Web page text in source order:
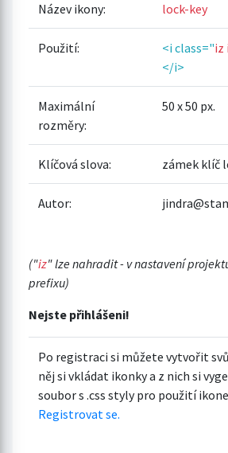
Název ikony: lock-key
Použití: <i class="iz
</i>
Maximální
rozměry:
50 x 50 px.
Klíčová slova: zámek klíč
Autor:
("iz" lze nahradit - v nastavení
prefixu)
Nejste přihlášeni!
Po registraci si můžete vytvořit
něj si vkládat ikonky a z nich si
soubor s .css styly pro použití
Registrovat se.